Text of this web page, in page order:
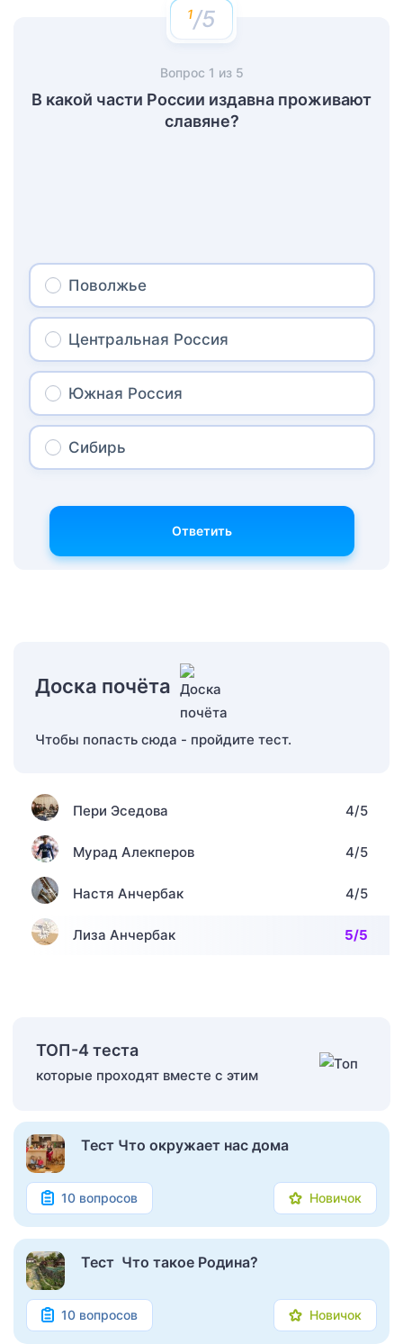
/5
Вопрос 1 из 5
В какой части России издавна проживают
славяне?
Поволжье
Центральная Россия
Южная Россия
Сибирь
Ответить
Доска почёта
Чтобы попасть сюда - пройдите тест.
Пери Эседова 4/5
Мурад Алекперов 4/5
Настя Анчербак 4/5
Лиза Анчербак 5/5
ТОП-4 теста
которые проходят вместе с этим
Тест Что окружает нас дома
10 вопросов Новичок
Тест Что такое Родина?
10 вопросов Новичок